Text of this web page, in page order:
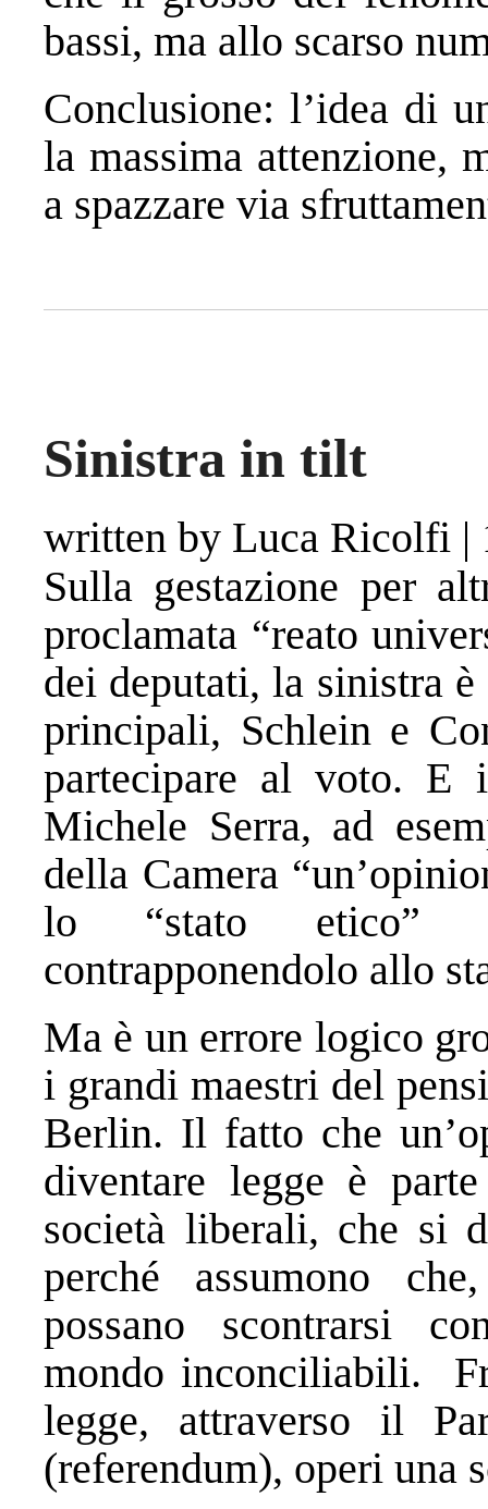
bassi, ma allo scarso
Conclusione: l’idea di
la massima attenzione,
a spazzare via
Sinistra in tilt
written by Luca Ricolfi |
Sulla gestazione per
proclamata “reato
dei deputati, la sinistra
principali, Schlein e
partecipare al voto. E
Michele Serra, ad
della Camera
lo “stato etico”
contrapponendolo allo
Ma è un errore logico
i grandi maestri del
Berlin. Il fatto che
diventare legge è
società liberali, che si
perché assumono
possano scontrarsi
mondo inconciliabili.
legge, attraverso il
(referendum), operi una